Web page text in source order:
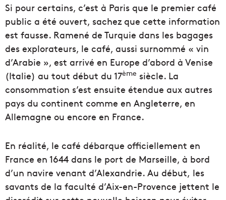
Si pour certains, c’est à Paris que le premier café
public a été ouvert, sachez que cette information
est fausse. Ramené de Turquie dans les bagages
des explorateurs, le café, aussi surnommé « vin
d’Arabie », est arrivé en Europe d’abord à Venise
(Italie) au tout début du 17ème siècle. La
consommation s’est ensuite étendue aux autres
pays du continent comme en Angleterre, en
Allemagne ou encore en France.
En réalité, le café débarque officiellement en
France en 1644 dans le port de Marseille, à bord
d’un navire venant d’Alexandrie. Au début, les
savants de la faculté d’Aix-en-Provence jettent le